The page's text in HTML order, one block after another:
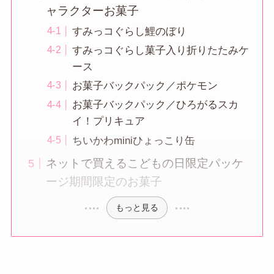
ャラクターお菓子
すみっコぐらし鯉のぼり
すみっコぐらし菓子入り折りたたみケ
ース
お菓子バックパック／ポケモン
お菓子バックパック／ひろがるスカ
イ！プリキュア
ちいかわminiひょっこり缶
ネットで買えるこどもの日限定パッケ
ージ期間限定のお菓子
もっと見る